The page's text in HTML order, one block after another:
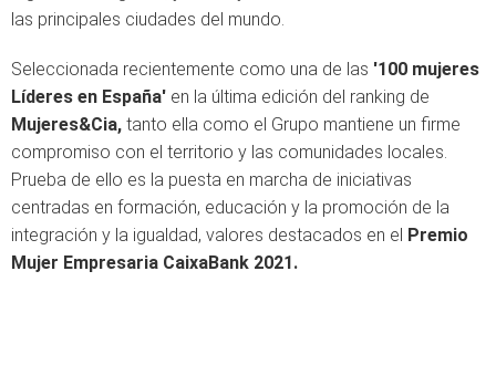
las principales ciudades del mundo.
Seleccionada recientemente como una de las '100 mujeres
Líderes en España' en la última edición del ranking de
Mujeres&Cia, tanto ella como el Grupo mantiene un firme
compromiso con el territorio y las comunidades locales.
Prueba de ello es la puesta en marcha de iniciativas
centradas en formación, educación y la promoción de la
integración y la igualdad, valores destacados en el Premio
Mujer Empresaria CaixaBank 2021.